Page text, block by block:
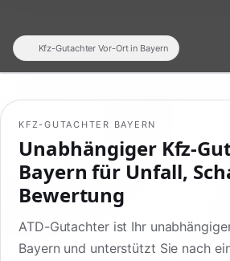
KFZ-GUTACHTER BAYERN
Unabhängiger Kfz-
Bayern für Unfall,
Bewertung
ATD-Gutachter ist Ihr
Bayern und unterstützt Sie nach
Kfz-Gutachter Vor-Ort in Bayern